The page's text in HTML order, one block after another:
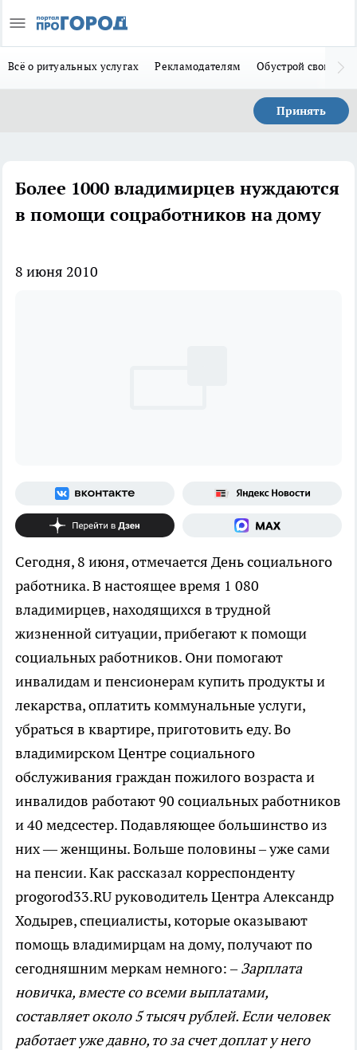
Всё о ритуальных услугах Рекламодателям Обустрой свой дом
Принять
Более 1000 владимирцев нуждаются
в помощи соцработников на дому
8 июня 2010
Сегодня, 8 июня, отмечается День социального
работника. В настоящее время 1 080
владимирцев, находящихся в трудной
жизненной ситуации, прибегают к помощи
социальных работников. Они помогают
инвалидам и пенсионерам купить продукты и
лекарства, оплатить коммунальные услуги,
убраться в квартире, приготовить еду. Во
владимирском Центре социального
обслуживания граждан пожилого возраста и
инвалидов работают 90 социальных работников
и 40 медсестер. Подавляющее большинство из
них — женщины. Больше половины – уже сами
на пенсии. Как рассказал корреспонденту
progorod33.RU руководитель Центра Александр
Ходырев, специалисты, которые оказывают
помощь владимирцам на дому, получают по
сегодняшним меркам немного:– Зарплата
новичка, вместе со всеми выплатами,
составляет около 5 тысяч рублей. Если человек
работает уже давно, то за счет доплат у него